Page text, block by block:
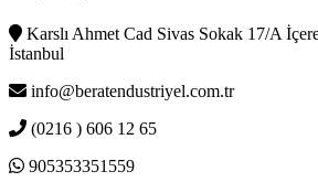
Karslı Ahmet Cad Sivas Sokak 17/A
İstanbul
info@beratendustriyel.com.tr
(0216 ) 606 12 65
905353351559